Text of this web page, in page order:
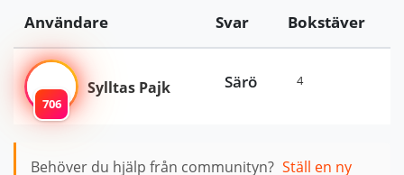
Användare Svar Bokstäver
706
Sylltas Pajk Särö 4
Behöver du hjälp från communityn? Ställ en ny